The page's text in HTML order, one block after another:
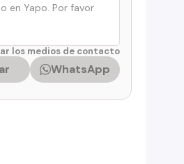
los medios de contacto
WhatsApp